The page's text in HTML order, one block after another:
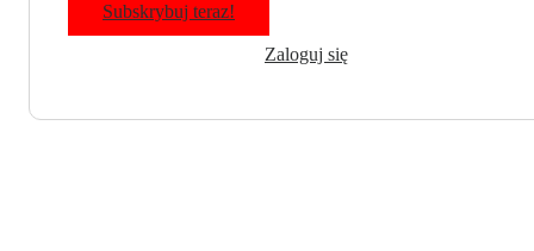
Subskrybuj teraz!
Zaloguj się